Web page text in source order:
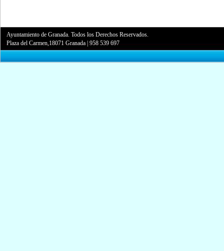
Ayuntamiento de Granada. Todos los Derechos Reservados.
Plaza del Carmen,18071 Granada |958 539 697